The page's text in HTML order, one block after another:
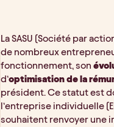
La SASU (Société par
de nombreux
fonctionnement, son
d’optimisation de la
président. Ce statut est
l’entreprise individuelle
souhaitent renvoyer une